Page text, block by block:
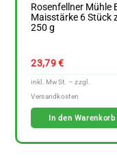
Rosenfellner Mühle
Maisstärke 6 Stück
250 g
23,79€
In den Warenkorb